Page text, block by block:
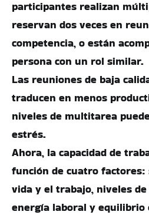
participantes realizan
reservan dos veces en
competencia, o están
persona con un rol similar.
Las reuniones de baja
traducen en menos
niveles de multitarea
estrés.
Ahora, la capacidad de
función de cuatro factores:
vida y el trabajo, niveles
energía laboral y